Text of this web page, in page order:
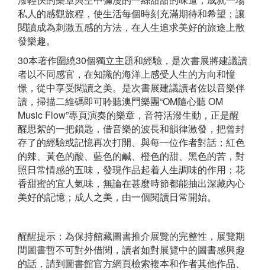
私人的感觀旅程，使生活每個時刻充滿期待和希望；讓
閱讀成為刺激五感的方法，在人生追求美好的旅途上散
發樂趣。
30本著作圍繞30個獨立主題和經驗，是次書展將建議讀
者以不同感官，在知識的海洋上感受人生的方向和憧
憬，從中享受閱讀之美。是次書展建議讀者佐以音樂伴
讀，掃描二維碼即可聆聽澳門樂團“OM隨心聽 OM
Music Flow”專頁演奏的樂章，音符活潑生動，正是醒
醒思絮的一把鎖匙，借音樂的波長和韻律激發，把曾封
存了的經驗或記憶再次打開、與每一位作者對話；紅色
的辣、黃色的酸、藍色的鹹、橙色的甜、黑色的苦，對
照日常情感的五味，發現作品起着人生調味的作用；花
香甜蜜的宜人氣味，無論在甚麼時節都能抽出深藏內心
美好的記憶；成人之美，由一個閱讀日常開始。
醒醒提示：為保持館藏圖書推介展覽的完整性，展覽期
間圖書暫不可對外借閱，讀者如對展覽中的圖書感興趣
的話，請到圖書館官方網頁檢索複本和作者其他作品、